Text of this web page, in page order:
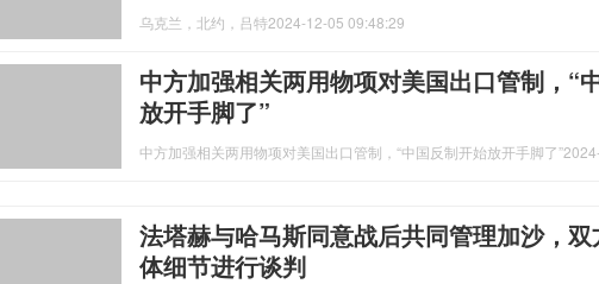
乌克兰，北约，吕特2024-12-05 09:48:29
中方加强相关两用物项对美国出口管制，“
放开手脚了”
中方加强相关两用物项对美国出口管制，“中国反制开始放开手脚了”
法塔赫与哈马斯同意战后共同管理加沙，
体细节进行谈判